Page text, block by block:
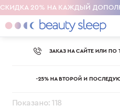
СКИДКА 20% НА КАЖДЫЙ
ЗАКАЗ НА САЙТЕ ИЛИ ПО
-25% НА ВТОРОЙ И
Показано: 118